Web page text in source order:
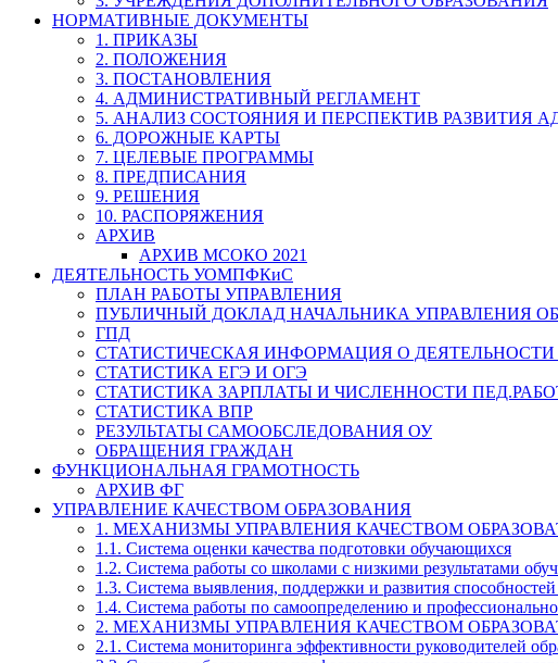
НОРМАТИВНЫЕ ДОКУМЕНТЫ
1. ПРИКАЗЫ
2. ПОЛОЖЕНИЯ
3. ПОСТАНОВЛЕНИЯ
4. АДМИНИСТРАТИВНЫЙ РЕГЛАМЕНТ
5. АНАЛИЗ СОСТОЯНИЯ И ПЕРСПЕКТИВ РАЗВИТИЯ
6. ДОРОЖНЫЕ КАРТЫ
7. ЦЕЛЕВЫЕ ПРОГРАММЫ
8. ПРЕДПИСАНИЯ
9. РЕШЕНИЯ
10. РАСПОРЯЖЕНИЯ
АРХИВ
АРХИВ МСОКО 2021
ДЕЯТЕЛЬНОСТЬ УОМПФКиС
ПЛАН РАБОТЫ УПРАВЛЕНИЯ
ПУБЛИЧНЫЙ ДОКЛАД НАЧАЛЬНИКА УПРАВЛЕНИЯ
ГПД
СТАТИСТИЧЕСКАЯ ИНФОРМАЦИЯ О
СТАТИСТИКА ЕГЭ И ОГЭ
СТАТИСТИКА ЗАРПЛАТЫ И ЧИСЛЕННОСТИ
СТАТИСТИКА ВПР
РЕЗУЛЬТАТЫ САМООБСЛЕДОВАНИЯ ОУ
ОБРАЩЕНИЯ ГРАЖДАН
ФУНКЦИОНАЛЬНАЯ ГРАМОТНОСТЬ
АРХИВ ФГ
УПРАВЛЕНИЕ КАЧЕСТВОМ ОБРАЗОВАНИЯ
1. МЕХАНИЗМЫ УПРАВЛЕНИЯ КАЧЕСТВОМ
1.1. Система оценки качества подготовки обучающихся
1.2. Система работы со школами с низкими результатами
1.3. Система выявления, поддержки и развития
1.4. Система работы по самоопределению и
2. МЕХАНИЗМЫ УПРАВЛЕНИЯ КАЧЕСТВОМ
2.1. Система мониторинга эффективности руководителей